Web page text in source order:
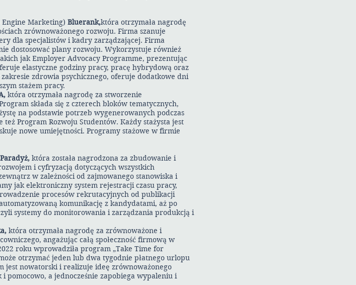
Engine Marketing) Bluerank,która otrzymała nagrodę
zrównoważonego rozwoju. Firma szanuje
dla specjalistów i kadry zarządzającej. Firma
dostosować plany rozwoju. Wykorzystuje również
jak Employer Advocacy Programme, prezentując
elastyczne godziny pracy, pracę hybrydową oraz
zdrowia psychicznego, oferuje dodatkowe dni
stażem pracy.
która otrzymała nagrodę za stworzenie
składa się z czterech bloków tematycznych,
na podstawie potrzeb wygenerowanych podczas
Program Rozwoju Studentów. Każdy stażysta jest
nowe umiejętności. Programy stażowe w firmie
która została nagrodzona za zbudowanie i
i cyfryzacją dotyczących wszystkich
w zależności od zajmowanego stanowiska i
jak elektroniczny system rejestracji czasu pracy,
procesów rekrutacyjnych od publikacji
komunikację z kandydatami, aż po
systemy do monitorowania i zarządzania produkcją i
która otrzymała nagrodę za zrównoważone i
angażując całą społeczność firmową w
roku wprowadziła program „Take Time for
otrzymać jeden lub dwa tygodnie płatnego urlopu
jest nowatorski i realizuje ideę zrównoważonego
pomocowo, a jednocześnie zapobiega wypaleniu i